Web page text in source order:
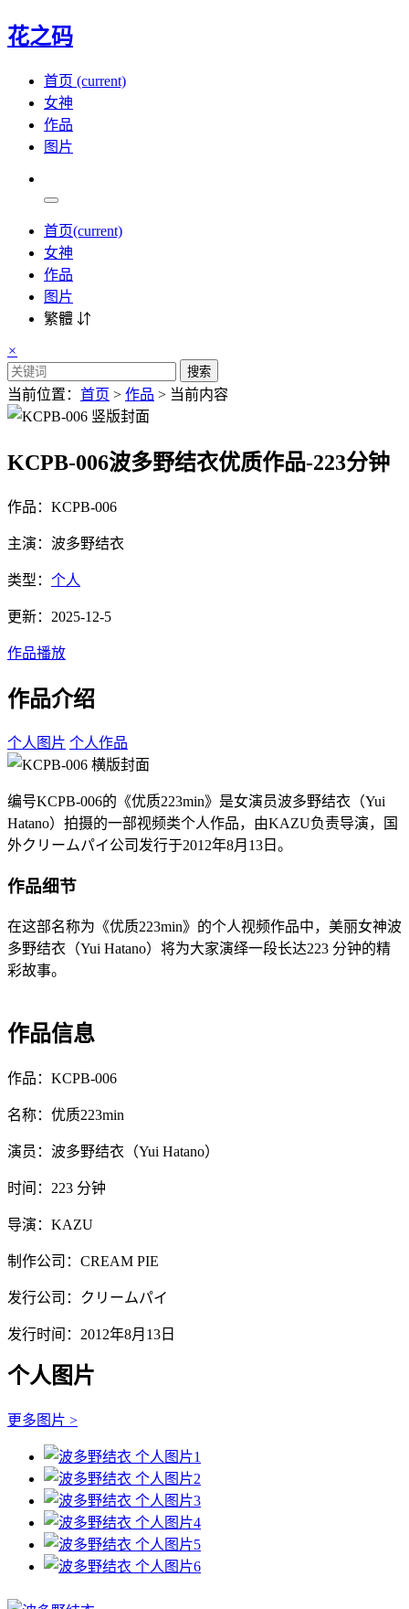
花之码
首页 (current)
女神
作品
图片
首页(current)
女神
作品
图片
繁體 ⇵
×
搜索
当前位置： 首页 > 作品 > 当前内容
KCPB-006波多野结衣优质作品-223分钟
作品：KCPB-006
主演：波多野结衣
类型： 个人
更新：2025-12-5
作品播放
作品介绍
个人图片 个人作品
编号KCPB-006的《优质223min》是女演员波多野结衣（Yui
Hatano）拍摄的一部视频类个人作品，由KAZU负责导演，国
外クリームパイ公司发行于2012年8月13日。
作品细节
在这部名称为《优质223min》的个人视频作品中，美丽女神波
多野结衣（Yui Hatano）将为大家演绎一段长达223 分钟的精
彩故事。
作品信息
作品：KCPB-006
名称：优质223min
演员：波多野结衣（Yui Hatano）
时间：223 分钟
导演：KAZU
制作公司：CREAM PIE
发行公司：クリームパイ
发行时间：2012年8月13日
个人图片
更多图片 >